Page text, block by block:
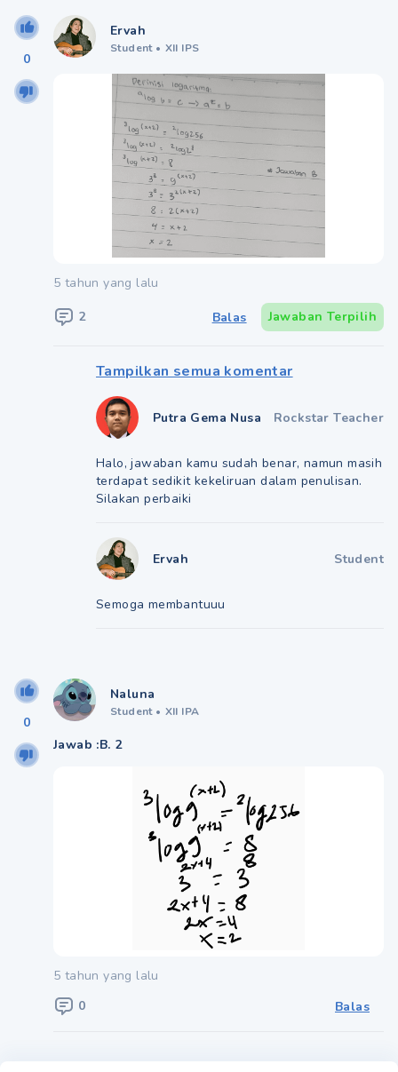
0
Ervah
Student • XII IPS
5 tahun yang lalu
2
Balas Jawaban Terpilih
Tampilkan semua komentar
Putra Gema Nusa Rockstar Teacher
Halo, jawaban kamu sudah benar, namun masih
terdapat sedikit kekeliruan dalam penulisan.
Silakan perbaiki
Ervah Student
Semoga membantuuu
0
Naluna
Student • XII IPA
Jawab :B. 2
5 tahun yang lalu
0
Balas